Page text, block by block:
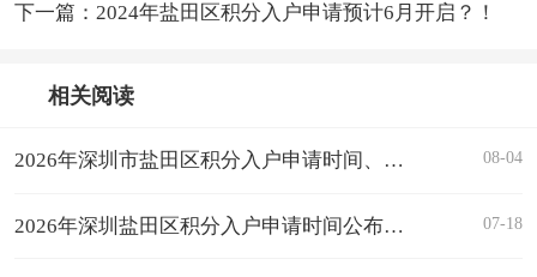
下一篇：2024年盐田区积分入户申请预计6月开启？！
相关阅读
2026年深圳市盐田区积分入户申请时间、指标及条件 08-04
2026年深圳盐田区积分入户申请时间公布！附申请条件解读 07-18